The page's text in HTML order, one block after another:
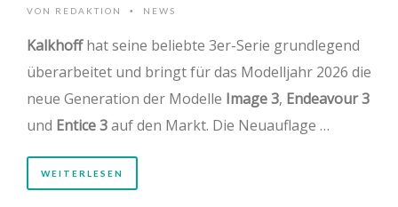
VON REDAKTION • NEWS
Kalkhoffhat seine beliebte 3er-Serie grundlegend
überarbeitet und bringt für das Modelljahr 2026 die
neue Generation der Modelle Image 3, Endeavour 3
und Entice 3auf den Markt. Die Neuauflage …
WEITERLESEN